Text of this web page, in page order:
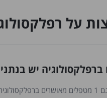
על
יש
חדשים.